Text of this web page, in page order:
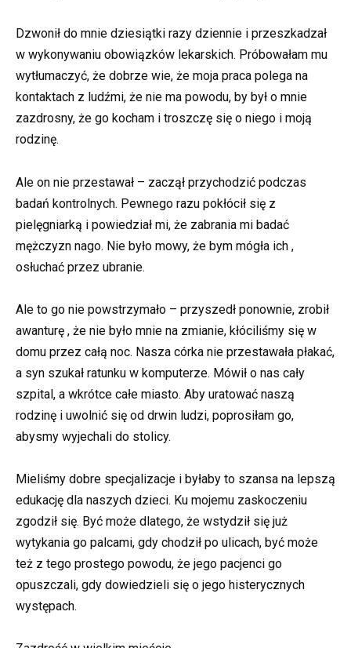
Dzwonił do mnie dziesiątki razy dziennie i przeszkadzał
w wykonywaniu obowiązków lekarskich. Próbowałam mu
wytłumaczyć, że dobrze wie, że moja praca polega na
kontaktach z ludźmi, że nie ma powodu, by był o mnie
zazdrosny, że go kocham i troszczę się o niego i moją
rodzinę.
Ale on nie przestawał – zaczął przychodzić podczas
badań kontrolnych. Pewnego razu pokłócił się z
pielęgniarką i powiedział mi, że zabrania mi badać
mężczyzn nago. Nie było mowy, że bym mógła ich ,
osłuchać przez ubranie.
Ale to go nie powstrzymało – przyszedł ponownie, zrobił
awanturę , że nie było mnie na zmianie, kłóciliśmy się w
domu przez całą noc. Nasza córka nie przestawała płakać,
a syn szukał ratunku w komputerze. Mówił o nas cały
szpital, a wkrótce całe miasto. Aby uratować naszą
rodzinę i uwolnić się od drwin ludzi, poprosiłam go,
abysmy wyjechali do stolicy.
Mieliśmy dobre specjalizacje i byłaby to szansa na lepszą
edukację dla naszych dzieci. Ku mojemu zaskoczeniu
zgodził się. Być może dlatego, że wstydził się już
wytykania go palcami, gdy chodził po ulicach, być może
też z tego prostego powodu, że jego pacjenci go
opuszczali, gdy dowiedzieli się o jego histerycznych
występach.